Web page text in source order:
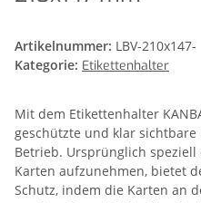
Artikelnummer: LBV-210x147-
Kategorie: Etikettenhalter
Mit dem Etikettenhalter
geschützte und klar
Betrieb. Ursprünglich speziell
Karten aufzunehmen, bietet
Schutz, indem die Karten an